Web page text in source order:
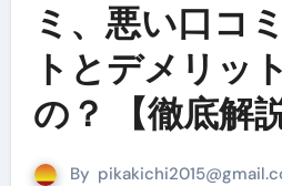
ミ、悪い口コ
トとデメリッ
の？ 【徹底解説
By